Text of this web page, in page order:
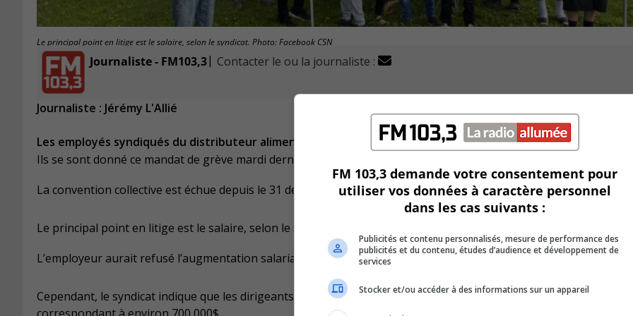
Le principal point en litige est le salaire, selon le syndicat. Photo: Facebook CSN
Journaliste - FM103,3| Contacter le ou la journaliste :
Journaliste : Jérémy L'Allié
Les employés syndiqués du distributeur alimentaire Colabor à Boucherville sont en grève générale illimitée.
Ils se sont donné ce mandat de grève mardi dernier.
La convention collective est échue depuis le 31 décembre 2021.
Le principal point en litige est le salaire, selon le syndicat CSN, qui représente les employés.
L’employeur aurait refusé l’augmentation salariale proposée par le syndicat, alléguant un manque de fonds.
Cependant, le syndicat indique que les dirigeants de Colabor se sont octroyés en 2021 une hausse salariale de
FM 103,3 demande votre consentement pour
utiliser vos données à caractère personnel
dans les cas suivants :
Publicités et contenu personnalisés, mesure de performance des
publicités et du contenu, études d’audience et développement de
services
Stocker et/ou accéder à des informations sur un appareil